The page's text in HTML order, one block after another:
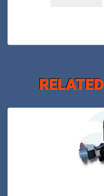
RELATED